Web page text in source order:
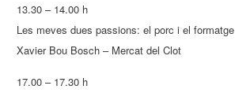
13.30 – 14.00 h
Les meves dues passions: el porc i el formatge
Xavier Bou Bosch – Mercat del Clot
17.00 – 17.30 h